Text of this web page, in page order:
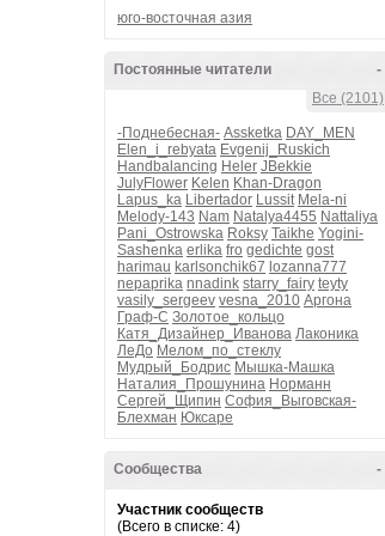
юго-восточная азия
-
Постоянные читатели
Все (2101)
-Поднебесная- Assketka DAY_MEN
Elen_i_rebyata Evgenij_Ruskich
Handbalancing Heler JBekkie
JulyFlower Kelen Khan-Dragon
Lapus_ka Libertador Lussit Mela-ni
Melody-143 Nam Natalya4455 Nattaliya
Pani_Ostrowska Roksy Taikhe Yogini-
Sashenka erlika fro gedichte gost
harimau karlsonchik67 lozanna777
nepaprika nnadink starry_fairy teyty
vasily_sergeev vesna_2010 Аргона
Граф-С Золотое_кольцо
Катя_Дизайнер_Иванова Лаконика
ЛеДо Мелом_по_стеклу
Мудрый_Бодрис Мышка-Машка
Наталия_Прошунина Норманн
Сергей_Щипин София_Выговская-
Блехман Юксаре
-
Сообщества
Участник сообществ
(Всего в списке: 4)